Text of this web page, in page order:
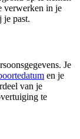
verwerken in je
je past.
Je
en je
van je
te